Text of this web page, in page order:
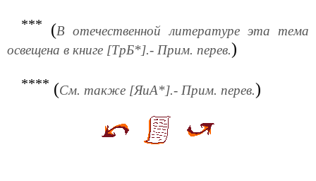
*** (В отечественной литературе эта тема
освещена в книге [ТрБ*].- Прим. перев.)
**** (См. также [ЯиА*].- Прим. перев.)